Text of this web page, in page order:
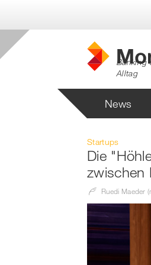
Banking
Alltag
News
Startups
Die
zwischen
Ruedi Maeder